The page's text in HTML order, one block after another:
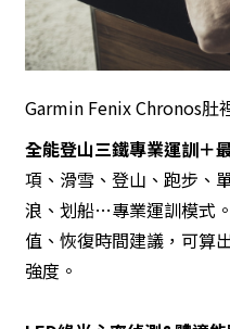
Garmin Fenix Chronos肚
全能登山三鐵專業運訓＋
項、滑雪、登山、跑步、
浪、划船…專業運訓模式
值、恢復時間建議，可算
強度。